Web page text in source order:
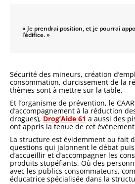
« Je prendrai position, et je pourrai
l’édifice. »
Sécurité des mineurs, création
consommation, durcissement de la
thèmes sont à mettre sur la table.
Et l’organisme de prévention, le
d’accompagnement à la réduction
drogues), Drog’Aide 61 a aussi des
ont appris la tenue de cet
La structure est évidemment au fait
questions qui jalonnent le débat
d’accueillir et d’accompagner les
produits stupéfiants. Où des
avec les publics consommateurs,
éducatrice spécialisée dans la